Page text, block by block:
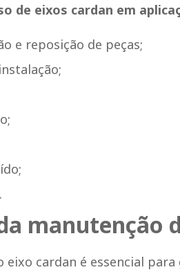
de eixos cardan em
e reposição de peças;
manutenção
eixo cardan é essencial